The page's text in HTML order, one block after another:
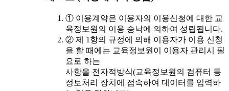
① 이용계약은 이용자의 이용신청에 대한 교
육정보원의 이용 승낙에 의하여 성립됩니다.
② 제 1항의 규정에 의해 이용자가 이용 신청
을 할 때에는 교육정보원이 이용자 관리시 필
요로 하는
사항을 전자적방식(교육정보원의 컴퓨터 등
정보처리 장치에 접속하여 데이터를 입력하